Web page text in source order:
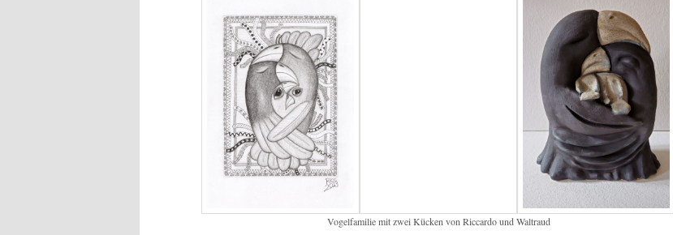
Vogelfamilie mit zwei Kücken von Riccardo und Waltraud